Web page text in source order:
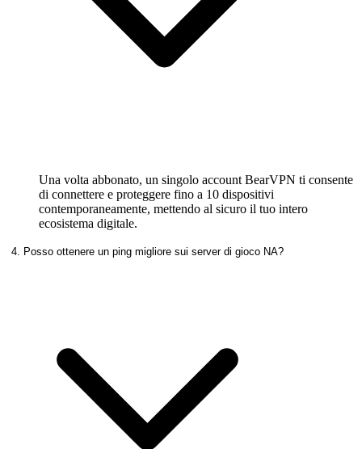
Una volta abbonato, un singolo account BearVPN ti consente
di connettere e proteggere fino a 10 dispositivi
contemporaneamente, mettendo al sicuro il tuo intero
ecosistema digitale.
4. Posso ottenere un ping migliore sui server di gioco NA?